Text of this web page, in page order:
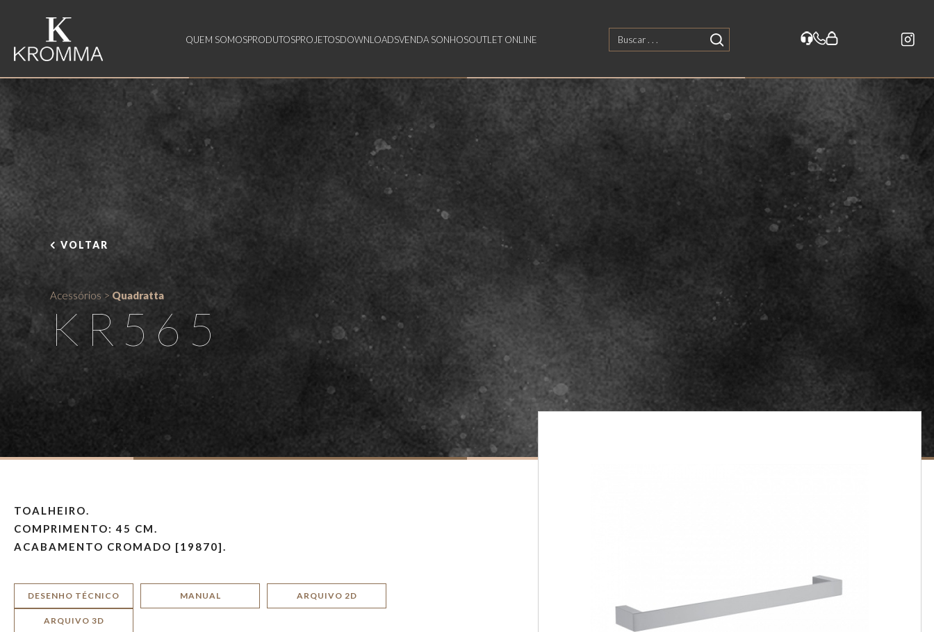
QUEM SOMOSPRODUTOSPROJETOSDOWNLOADSVENDA SONHOSOUTLET ONLINE
VOLTAR
Acessórios > Quadratta
KR565
TOALHEIRO.
COMPRIMENTO: 45 CM.
ACABAMENTO CROMADO [19870].
DESENHO TÉCNICO MANUAL ARQUIVO 2D
ARQUIVO 3D